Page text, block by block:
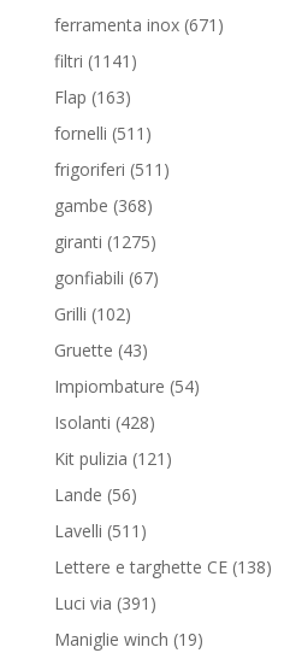
prodotti
ferramenta inox 671 671
filtri 1141 1141
Flap 163163
prodotti
fornelli 511 511
prodotti
frigoriferi 511 511
gambe 368368
prodotti
giranti 12751275
prodotti
gonfiabili 6767
Grilli 102102
prodotti
Gruette 4343
prodotti
Impiombature 5454
Isolanti 428428
prodotti
Kit pulizia 121 121
Lande 5656
prodotti
Lavelli 511 511
prodotti
Lettere e targhette CE 138138
Luci via 391 391
prodotti
Maniglie winch 1919